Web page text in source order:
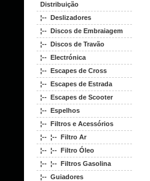
Distribuição
¦-- Deslizadores
¦-- Discos de Embraiagem
¦-- Discos de Travão
¦-- Electrónica
¦-- Escapes de Cross
¦-- Escapes de Estrada
¦-- Escapes de Scooter
¦-- Espelhos
¦-- Filtros e Acessórios
¦-- ¦-- Filtro Ar
¦-- ¦-- Filtro Óleo
¦-- ¦-- Filtros Gasolina
¦-- Guiadores